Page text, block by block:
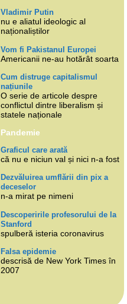
Vladimir Putin
nu e aliatul ideologic al
naționaliștilor
Vom fi Pakistanul Europei
Americanii ne-au hotărât soarta
Cum distruge capitalismul
națiunile
O serie de articole despre
conflictul dintre liberalism și
statele naționale
Pandemie
Graficul care arată
că nu e niciun val și nici n-a fost
Dezvăluirea umflării din pix a
deceselor
n-a mirat pe nimeni
Descoperirile profesorului de la
Stanford
spulberă isteria coronavirus
Falsa epidemie
descrisă de New York Times în
2007